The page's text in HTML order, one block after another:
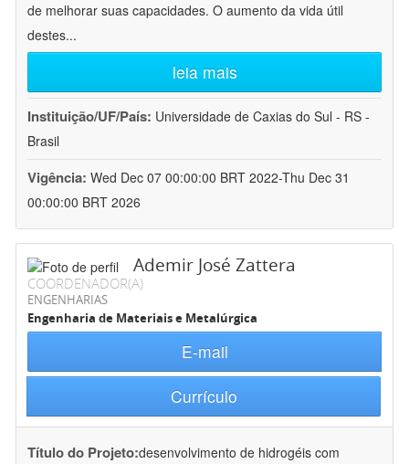
de melhorar suas capacidades. O aumento da vida útil
destes...
leia mais
Instituição/UF/País: Universidade de Caxias do Sul - RS -
Brasil
Vigência: Wed Dec 07 00:00:00 BRT 2022-Thu Dec 31
00:00:00 BRT 2026
Ademir José Zattera
COORDENADOR(A)
ENGENHARIAS
Engenharia de Materiais e Metalúrgica
E-mail
Currículo
Título do Projeto:desenvolvimento de hidrogéis com